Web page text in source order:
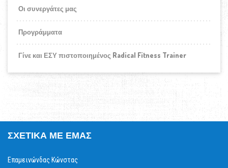
Οι συνεργάτες μας
Προγράμματα
Γίνε και ΕΣΥ πιστοποιημένος Radical Fitness Trainer
ΣΧΕΤΙΚΆ ΜΕ ΕΜΆΣ
Επαμεινώνδας Κώνστας